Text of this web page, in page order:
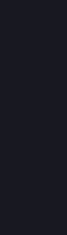
lernen. Ab 9:00
und sich für
in